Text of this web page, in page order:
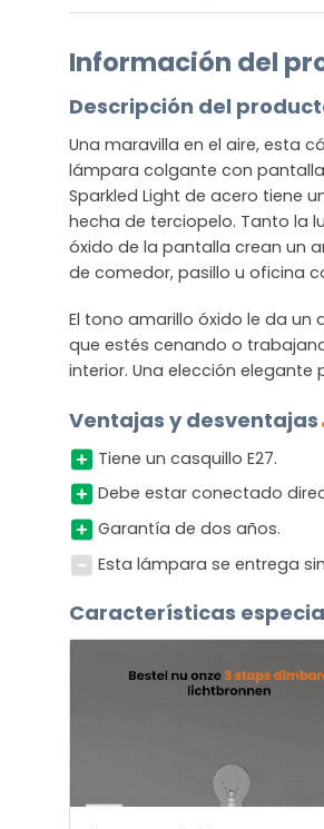
Información del
Descripción del
Una maravilla en el aire, esta
lámpara colgante con
Sparkled Light de acero tiene
hecha de terciopelo. Tanto la
óxido de la pantalla crean un
de comedor, pasillo u oficina
El tono amarillo óxido le da
que estés cenando o
interior. Una elección
Ventajas y desventajas
Tiene un casquillo E27.
Debe estar conectado
Garantía de dos años.
Esta lámpara se entrega
Características